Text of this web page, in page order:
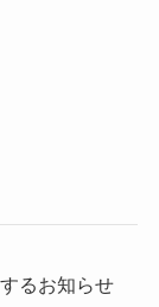
るお知らせ